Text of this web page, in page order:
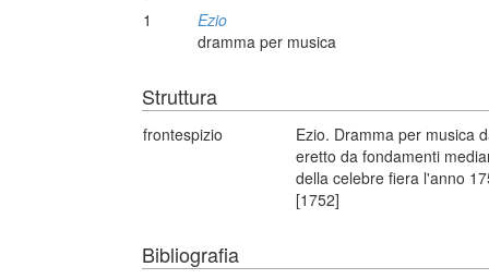
1
Ezio
dramma per musica
Struttura
frontespizio
Ezio. Dramma per musica
eretto da fondamenti
della celebre fiera l'anno
[1752]
Bibliografia